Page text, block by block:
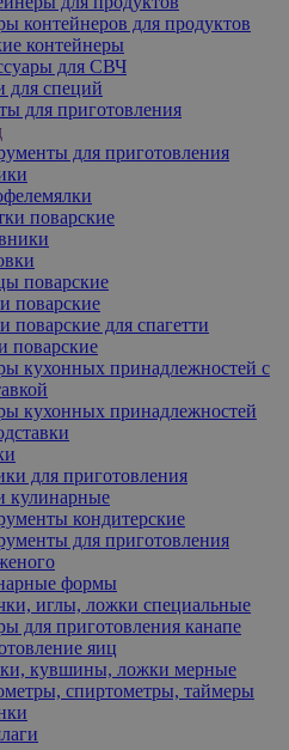
контейнеров для продуктов
контейнеры
для СВЧ
для специй
для приготовления
для приготовления
поварские
поварские
поварские
поварские для спагетти
поварские
кухонных принадлежностей с
кухонных принадлежностей
для приготовления
кулинарные
кондитерские
для приготовления
формы
иглы, ложки специальные
для приготовления канапе
яиц
кувшины, ложки мерные
спиртометры, таймеры